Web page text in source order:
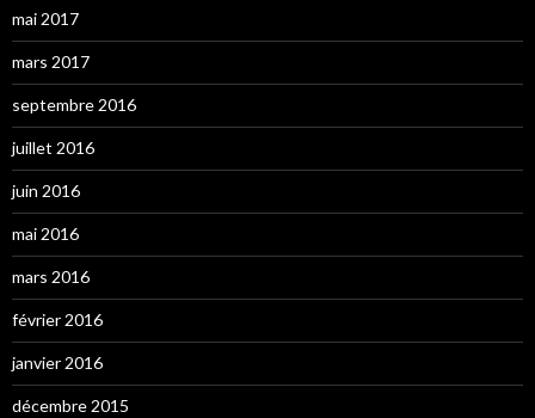
mai 2017
mars 2017
septembre 2016
juillet 2016
juin 2016
mai 2016
mars 2016
février 2016
janvier 2016
décembre 2015